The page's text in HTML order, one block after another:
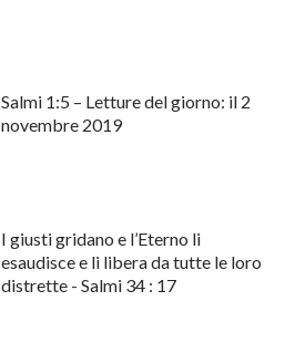
Salmi 1:5 – Letture del giorno: il 2
novembre 2019
I giusti gridano e l’Eterno li
esaudisce e li libera da tutte le loro
distrette - Salmi 34 : 17